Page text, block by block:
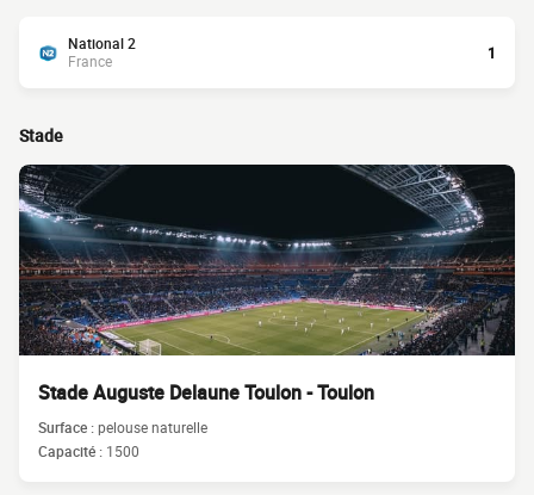
National 2
France
1
Stade
Stade Auguste Delaune Toulon - Toulon
Surface :pelouse naturelle
Capacité : 1500